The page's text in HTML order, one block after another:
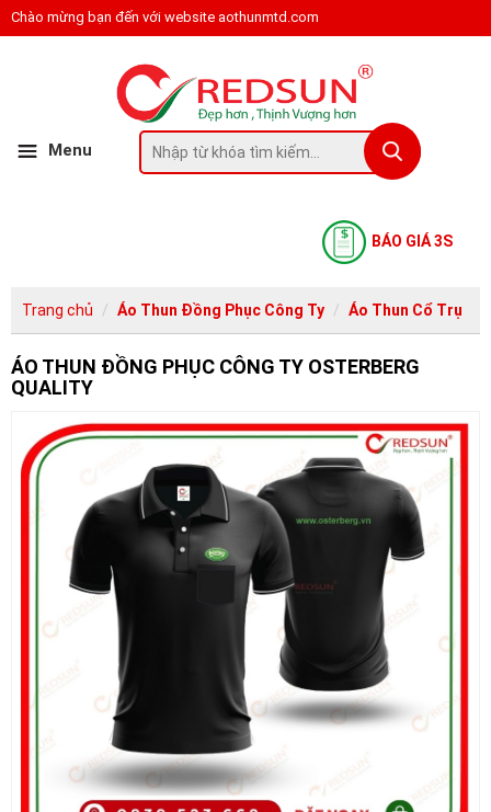
Chào mừng bạn đến với website aothunmtd.com
Menu
BÁO GIÁ 3S
Trang chủ Áo Thun Đồng Phục Công Ty Áo Thun Cổ Trụ
ÁO THUN ĐỒNG PHỤC CÔNG TY OSTERBERG
QUALITY